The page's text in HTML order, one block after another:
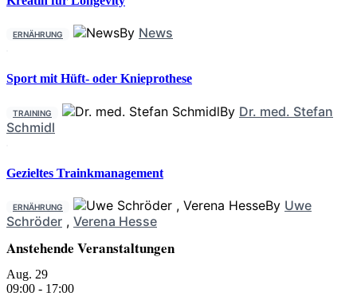
ERNÄHRUNG By News
Sport mit Hüft- oder Knieprothese
TRAINING By Dr. med. Stefan
Schmidl
Gezieltes Trainkmanagement
ERNÄHRUNG By Uwe
Schröder , Verena Hesse
Anstehende Veranstaltungen
Aug. 29
09:00 - 17:00